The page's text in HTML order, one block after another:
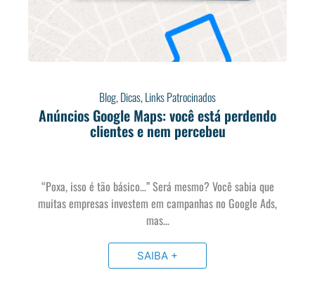
Blog,Dicas,Links Patrocinados
Anúncios Google Maps: você está perdendo
clientes e nem percebeu
“Poxa, isso é tão básico…” Será mesmo? Você sabia que
muitas empresas investem em campanhas no Google Ads,
mas…
SAIBA +